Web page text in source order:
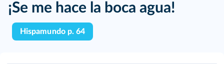
¡Se me hace la boca agua!
Hispamundo p. 64